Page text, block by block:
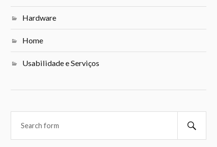
Hardware
Home
Usabilidade e Serviços